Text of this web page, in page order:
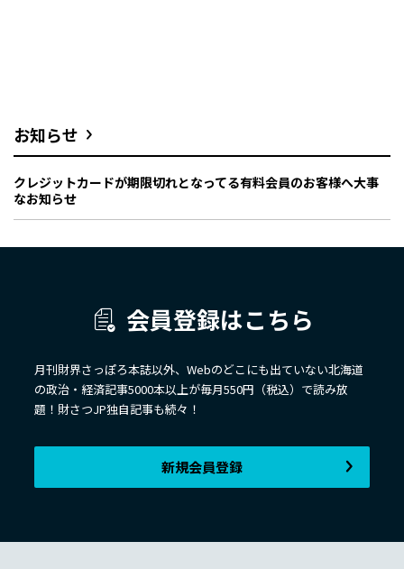
お知らせ
クレジットカードが期限切れとなってる有料会員のお客様へ大事
なお知らせ
会員登録はこちら
月刊財界さっぽろ本誌以外、Webのどこにも出ていない北海道
の政治・経済記事5000本以上が毎月550円（税込）で読み放
題！財さつJP独自記事も続々！
新規会員登録